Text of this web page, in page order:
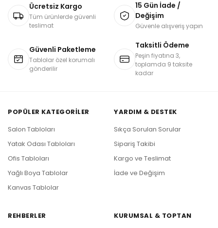
Ücretsiz Kargo
Tüm ürünlerde güvenli
teslimat
15 Gün İade /
Değişim
Güvenle alışveriş yapın
Güvenli Paketleme
Tablolar özel korumalı
gönderilir
Taksitli Ödeme
Peşin fiyatına 3,
toplamda 9 taksite
kadar
POPÜLER KATEGORILER
Salon Tabloları
Yatak Odası Tabloları
Ofis Tabloları
Yağlı Boya Tablolar
Kanvas Tablolar
YARDIM & DESTEK
Sıkça Sorulan Sorular
Sipariş Takibi
Kargo ve Teslimat
İade ve Değişim
REHBERLER
KURUMSAL & TOPTAN